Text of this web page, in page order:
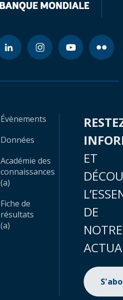
Évènements
Données
Académie des
connaissances
(a)
Fiche de
résultats
(a)
ET
DE
NOTRE